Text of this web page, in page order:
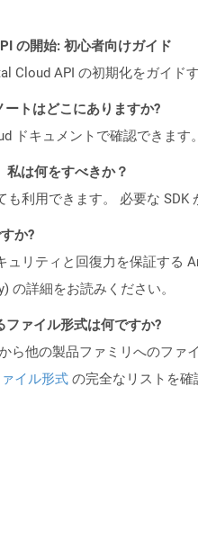
の開始: 初心者向けガイド
Cloud API の初期化をガイド
トはどこにありますか?
ドキュメントで確認できます。
私は何をすべきか？
利用できます。 必要な SDK
か?
リティと回復力を保証する
詳細をお読みください。
ファイル形式は何ですか?
他の製品ファミリへのファ
イル形式 の完全なリストを確